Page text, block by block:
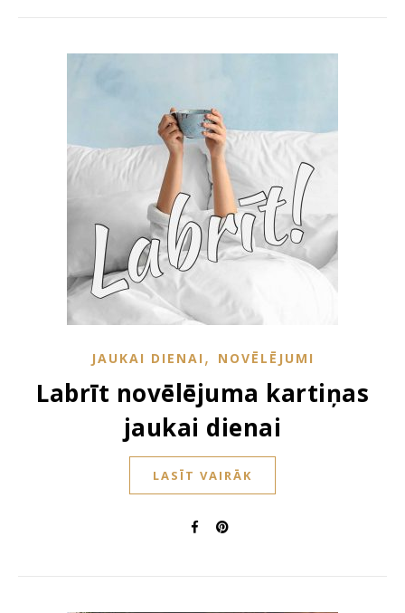
JAUKAI DIENAI , NOVĒLĒJUMI
Labrīt novēlējuma kartiņas
jaukai dienai
LASĪT VAIRĀK